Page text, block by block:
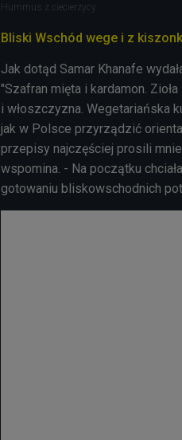
Hummus z ciecierzycy.
Bliski Wschód wege i z
Jak dotąd Samar Khanafe
"Szafran mięta i kardamon.
i włoszczyzna. Wegetariańska
jak w Polsce przyrządzić
przepisy najczęściej prosili
wspomina. - Na początku
gotowaniu bliskowschodnich